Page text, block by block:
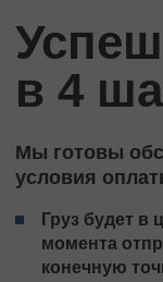
в 4
Мы готовы
условия
Груз будет в
момента
конечную